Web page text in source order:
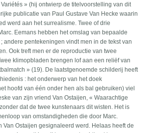
» (hij ontwierp de titelvoorstelling van dit
publicatie van Paul Gustave Van Hecke waarin
werd aan het surrealisme. Twee of drie
Eemans hebben het omslag van bepaalde
andere pentekeningen vindt men in de tekst van
Ook treft men er de reproductie van twee
klimopbladen brengen lof aan een reliëf van
» (19). De laatstgenoemde schilderij heeft
: het onderwerp van het doek
hoofd van één onder hen als bal gebruiken) viel
van zijn vriend Van Ostaijen, « Waarachtige
dat de twee kunstenaars dit wisten. Het is
van omstandigheden die door Marc.
Van Ostaijen gesignaleerd werd. Helaas heeft de